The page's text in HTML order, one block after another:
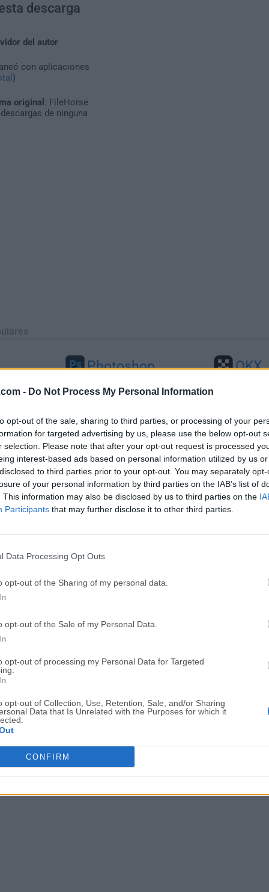
- Do Not Process My Personal Information
opt-out of the sale, sharing to third parties, or processing of your
for targeted advertising by us, please use the below opt-out
selection. Please note that after your opt-out request is processed
interest-based ads based on personal information utilized by us
to third parties prior to your opt-out. You may separately
of your personal information by third parties on the IAB’s list of
This information may also be disclosed by us to third parties on the
Participants that may further disclose it to other third parties.
Data Processing Opt Outs
opt-out of the Sharing of my personal data.
opt-out of the Sale of my Personal Data.
opt-out of processing my Personal Data for Targeted
opt-out of Collection, Use, Retention, Sale, and/or Sharing
Data that Is Unrelated with the Purposes for which it
CONFIRM
descarga
del autor
con aplicaciones
)
original
. FileHorse
de ninguna
Photoshop OKX
Adobe Acrobat Pro 2026.001.21771 Cleamio 3.4.0
TradingView
TradingView - Track All Markets CleanMyMac X
LockWiper
iMyFone LockWiper 8.1.3 EaseUS
for Mac
proporciona un navegador de alto rendimiento, una versión
de Firefox fue tomado y compilado para ejecutarse
64 bits.Para que Waterfox Current para macOS destaque entre
optimizaciones para que funcione más rápido y de manera
Firefox como un programa de 64 bits. ¡Descargue, instale o
las WebExtensions y algunas extensiones bootstrap.
inicie más rápido, cambie...